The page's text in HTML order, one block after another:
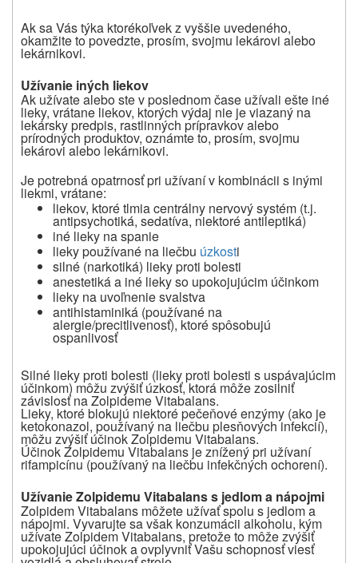
Ak sa Vás týka ktorékoľvek z vyššie uvedeného,
okamžite to povedzte, prosím, svojmu lekárovi alebo
lekárnikovi.
Užívanie iných liekov
Ak užívate alebo ste v poslednom čase užívali ešte iné
lieky, vrátane liekov, ktorých výdaj nie je viazaný na
lekársky predpis, rastlinných prípravkov alebo
prírodných produktov, oznámte to, prosím, svojmu
lekárovi alebo lekárnikovi.
Je potrebná opatrnosť pri užívaní v kombinácii s inými
liekmi, vrátane:
liekov, ktoré tlmia centrálny nervový systém (t.j.
antipsychotiká, sedatíva, niektoré antileptiká)
iné lieky na spanie
lieky používané na liečbu úzkosti
silné (narkotiká) lieky proti bolesti
anestetiká a iné lieky so upokojujúcim účinkom
lieky na uvoľnenie svalstva
antihistaminiká (používané na
alergie/precitlivenosť), ktoré spôsobujú
ospanlivosť
Silné lieky proti bolesti (lieky proti bolesti s uspávajúcim
účinkom) môžu zvýšiť úzkosť, ktorá môže zosilniť
závislosť na Zolpideme Vitabalans.
Lieky, ktoré blokujú niektoré pečeňové enzýmy (ako je
ketokonazol, používaný na liečbu plesňových infekcií),
môžu zvýšiť účinok Zolpidemu Vitabalans.
Účinok Zolpidemu Vitabalans je znížený pri užívaní
rifampicínu (používaný na liečbu infekčných ochorení).
Užívanie Zolpidemu Vitabalans s jedlom a nápojmi
Zolpidem Vitabalans môžete užívať spolu s jedlom a
nápojmi. Vyvarujte sa však konzumácii alkoholu, kým
užívate Zolpidem Vitabalans, pretože to môže zvýšiť
upokojujúci účinok a ovplyvniť Vašu schopnosť viesť